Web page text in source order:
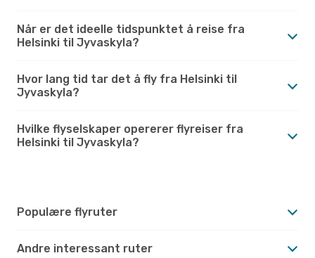
Når er det ideelle tidspunktet å reise fra
Helsinki til Jyvaskyla?
Hvor lang tid tar det å fly fra Helsinki til
Jyvaskyla?
Hvilke flyselskaper opererer flyreiser fra
Helsinki til Jyvaskyla?
Populære flyruter
Andre interessant ruter